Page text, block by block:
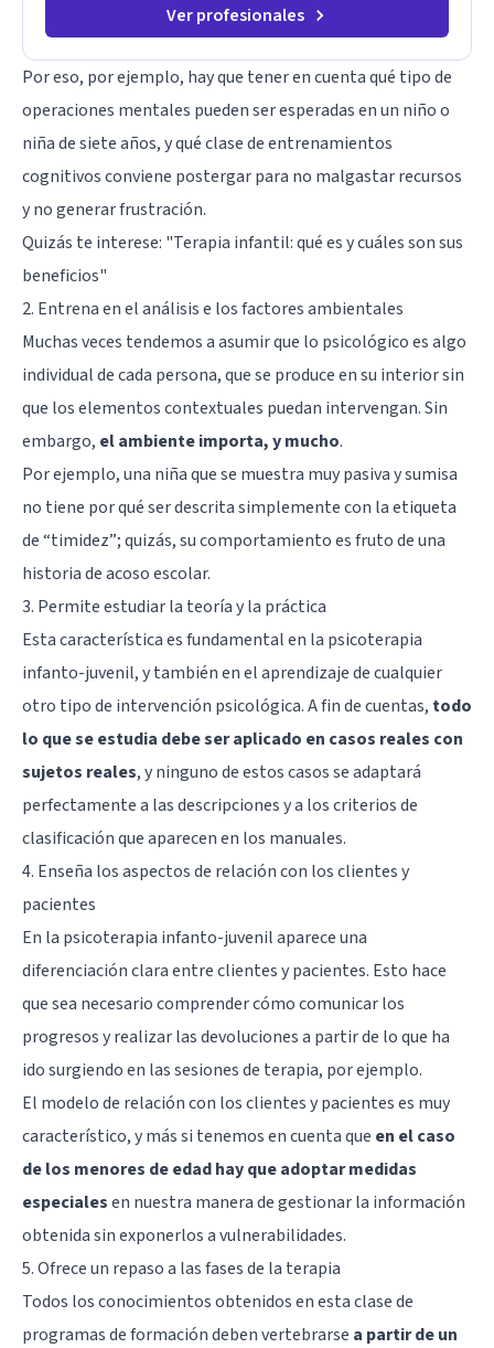
Ver profesionales
Por eso, por ejemplo, hay que tener en cuenta qué tipo de
operaciones mentales pueden ser esperadas en un niño o
niña de siete años, y qué clase de entrenamientos
cognitivos conviene postergar para no malgastar recursos
y no generar frustración.
Quizás te interese: "Terapia infantil: qué es y cuáles son sus
beneficios"
2. Entrena en el análisis e los factores ambientales
Muchas veces tendemos a asumir que lo psicológico es algo
individual de cada persona, que se produce en su interior sin
que los elementos contextuales puedan intervengan. Sin
embargo, el ambiente importa, y mucho.
Por ejemplo, una niña que se muestra muy pasiva y sumisa
no tiene por qué ser descrita simplemente con la etiqueta
de “timidez”; quizás, su comportamiento es fruto de una
historia de acoso escolar.
3. Permite estudiar la teoría y la práctica
Esta característica es fundamental en la psicoterapia
infanto-juvenil, y también en el aprendizaje de cualquier
otro tipo de intervención psicológica. A fin de cuentas, todo
lo que se estudia debe ser aplicado en casos reales con
sujetos reales, y ninguno de estos casos se adaptará
perfectamente a las descripciones y a los criterios de
clasificación que aparecen en los manuales.
4. Enseña los aspectos de relación con los clientes y
pacientes
En la psicoterapia infanto-juvenil aparece una
diferenciación clara entre clientes y pacientes. Esto hace
que sea necesario comprender cómo comunicar los
progresos y realizar las devoluciones a partir de lo que ha
ido surgiendo en las sesiones de terapia, por ejemplo.
El modelo de relación con los clientes y pacientes es muy
característico, y más si tenemos en cuenta que en el caso
de los menores de edad hay que adoptar medidas
especialesen nuestra manera de gestionar la información
obtenida sin exponerlos a vulnerabilidades.
5. Ofrece un repaso a las fases de la terapia
Todos los conocimientos obtenidos en esta clase de
programas de formación deben vertebrarse a partir de un